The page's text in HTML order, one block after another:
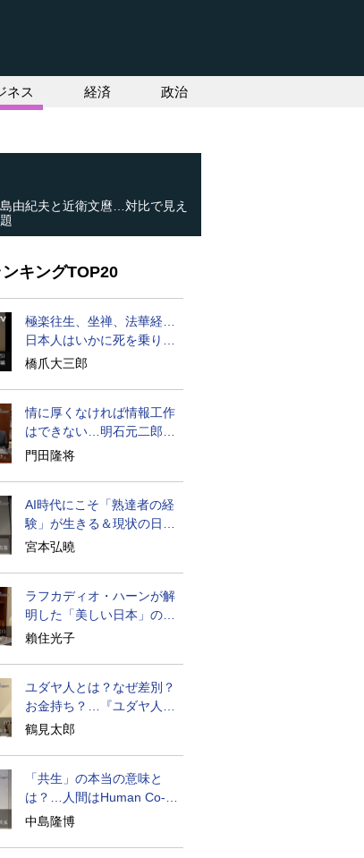
ネス 経済 政治
由紀夫と近衛文麿…対比で見え
キングTOP20
極楽往生、坐禅、法華経…
日本人はいかに死を乗り越
えるか
橋爪大三郎
情に厚くなければ情報工作
はできない…明石元二郎の
対露工作の教訓
門田隆将
AI時代にこそ「熟達者の経
験」が生きる＆現状の日本
経済の実情は
宮本弘曉
ラフカディオ・ハーンが解
明した「美しい日本」の秘
密と未来
賴住光子
ユダヤ人とは？なぜ差別？
お金持ち？…『ユダヤ人の
歴史』に学ぶ
鶴見太郎
「共生」の本当の意味と
は？…人間はHuman Co-
becoming
中島隆博